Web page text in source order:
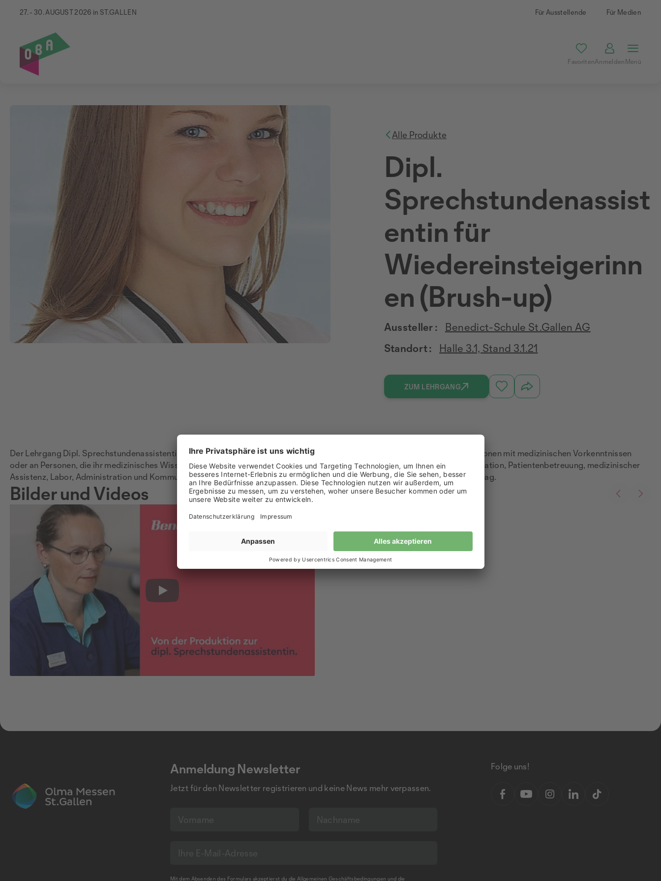
27. - 30. AUGUST 2026 in ST.GALLEN Für Ausstellende Für Medien
FavoritenAnmeldenMenü
Alle Produkte
Dipl.
Sprechstundenassist
entin für
Wiedereinsteigerinn
en (Brush-up)
Aussteller :
Benedict-Schule St.Gallen AG
Standort :
Halle 3.1, Stand 3.1.21
ZUM LEHRGANG
Der Lehrgang Dipl. Sprechstundenassistentin für Wiedereinsteigerinnen an der Benedict Schule St. Gallen richtet sich an Personen mit medizinischen Vorkenntnissen
oder an Personen, die ihr medizinisches Wissen auffrischen möchten. Die Teilnehmenden vertiefen Kenntnisse in Praxisorganisation, Patientenbetreuung, medizinischer
Assistenz, Labor, Administration und Kommunikation. Der Kurs unterstützt den Wiedereinstieg in den medizinischen Berufsalltag.
Play
Bilder und Videos
Anmeldung Newsletter
Jetzt für den Newsletter registrieren und keine News mehr verpassen.
Mit dem Absenden des Formulars akzeptierst du die Allgemeinen Geschäftsbedingungen und die
Folge uns!